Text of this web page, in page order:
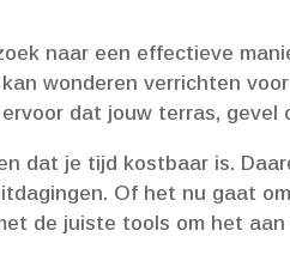
naar een effectieve
kan wonderen verrichten
dat jouw terras,
dat je tijd kostbaar is.​
Of het nu gaat
de juiste tools om het aan